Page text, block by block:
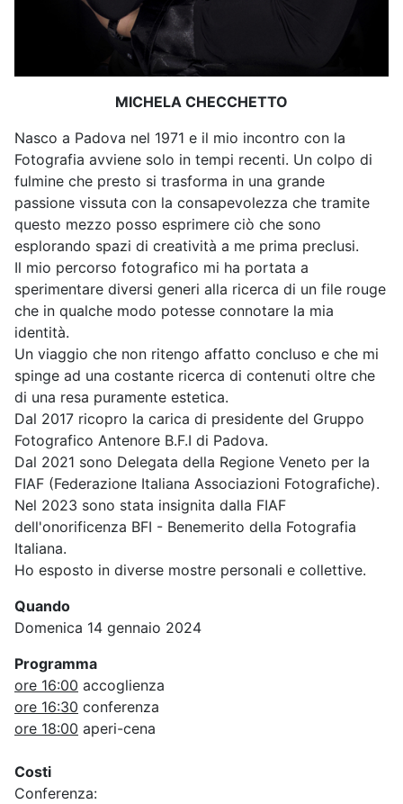
MICHELA CHECCHETTO
Nasco a Padova nel 1971 e il mio incontro con la
Fotografia avviene solo in tempi recenti. Un colpo di
fulmine che presto si trasforma in una grande
passione vissuta con la consapevolezza che tramite
questo mezzo posso esprimere ciò che sono
esplorando spazi di creatività a me prima preclusi.
Il mio percorso fotografico mi ha portata a
sperimentare diversi generi alla ricerca di un file rouge
che in qualche modo potesse connotare la mia
identità.
Un viaggio che non ritengo affatto concluso e che mi
spinge ad una costante ricerca di contenuti oltre che
di una resa puramente estetica.
Dal 2017 ricopro la carica di presidente del Gruppo
Fotografico Antenore B.F.I di Padova.
Dal 2021 sono Delegata della Regione Veneto per la
FIAF (Federazione Italiana Associazioni Fotografiche).
Nel 2023 sono stata insignita dalla FIAF
dell'onorificenza BFI - Benemerito della Fotografia
Italiana.
Ho esposto in diverse mostre personali e collettive.
Quando
Domenica 14 gennaio 2024
Programma
ore 16:00 accoglienza
ore 16:30 conferenza
ore 18:00 aperi-cena
Costi
Conferenza: